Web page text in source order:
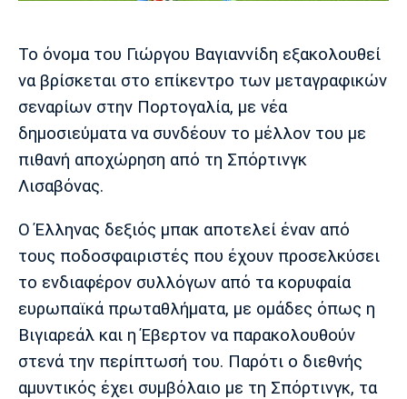
Πολιτισμός
Τραγούδια
Cine Spot
Running
Media
Παρασκήνιο
Πρόγραμμα TV
Ιωνικός Κηφισιά Πανσερραϊκός
Μάντσεστερ
Γιουνάιτεντ
Τσέλσι Άρσεναλ
Το όνομα του Γιώργου Βαγιαννίδη εξακολουθεί
να βρίσκεται στο επίκεντρο των μεταγραφικών
σεναρίων στην Πορτογαλία, με νέα
δημοσιεύματα να συνδέουν το μέλλον του με
πιθανή αποχώρηση από τη Σπόρτινγκ
Λισαβόνας.
Ο Έλληνας δεξιός μπακ αποτελεί έναν από
τους ποδοσφαιριστές που έχουν προσελκύσει
το ενδιαφέρον συλλόγων από τα κορυφαία
ευρωπαϊκά πρωταθλήματα, με ομάδες όπως η
Βιγιαρεάλ και η Έβερτον να παρακολουθούν
στενά την περίπτωσή του. Παρότι ο διεθνής
αμυντικός έχει συμβόλαιο με τη Σπόρτινγκ, τα